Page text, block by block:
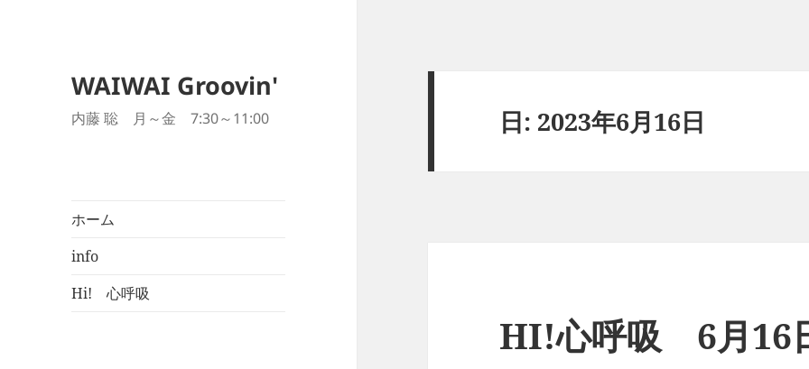
WAIWAI Groovin'
内藤 聡 月～金 7:30～11:00
ホーム
info
Hi! 心呼吸
日: 2023年6月16日
HI!心呼吸 6月16